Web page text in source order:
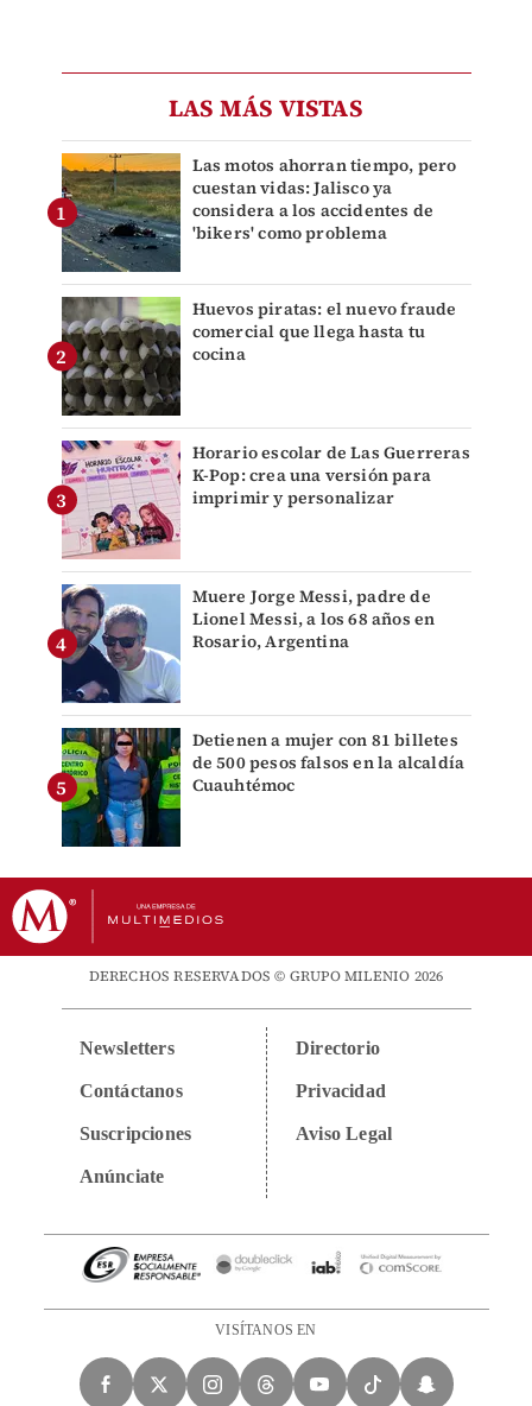
LAS MÁS VISTAS
Las motos ahorran tiempo, pero
cuestan vidas: Jalisco ya
considera a los accidentes de
'bikers' como problema
Huevos piratas: el nuevo fraude
comercial que llega hasta tu
cocina
Horario escolar de Las Guerreras
K-Pop: crea una versión para
imprimir y personalizar
Muere Jorge Messi, padre de
Lionel Messi, a los 68 años en
Rosario, Argentina
Detienen a mujer con 81 billetes
de 500 pesos falsos en la alcaldía
Cuauhtémoc
DERECHOS RESERVADOS © GRUPO MILENIO 2026
Newsletters
Contáctanos
Suscripciones
Anúnciate
Directorio
Privacidad
Aviso Legal
VISÍTANOS EN